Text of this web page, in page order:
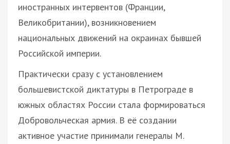
иностранных интервентов (Франции,
Великобритании), возникновением
национальных движений на окраинах бывшей
Российской империи.
Практически сразу с установлением
большевистской диктатуры в Петрограде в
южных областях России стала формироваться
Добровольческая армия. В её создании
активное участие принимали генералы М.